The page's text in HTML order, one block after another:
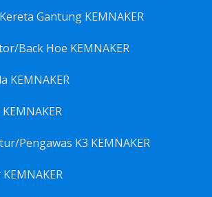
Gantung KEMNAKER
Back Hoe KEMNAKER
KEMNAKER
Pengawas K3 KEMNAKER